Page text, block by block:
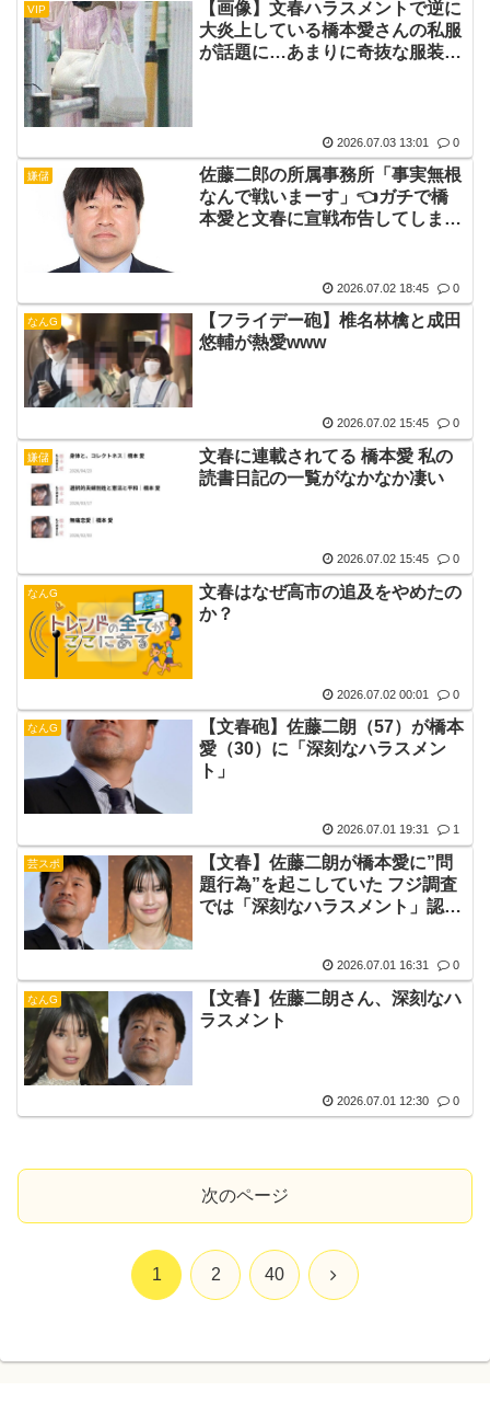
VIP
【画像】文春ハラスメントで逆に
大炎上している橋本愛さんの私服
が話題に…あまりに奇抜な服装か
2026.07.03 13:01 0
嫌儲
佐藤二郎の所属事務所「事実無根
なんで戦いまーす」👈ガチで橋
本愛と文春に宣戦布告してしま
2026.07.02 18:45 0
なんG
【フライデー砲】椎名林檎と成田
悠輔が熱愛www
2026.07.02 15:45 0
嫌儲
文春に連載されてる 橋本愛 私の
読書日記の一覧がなかなか凄い
2026.07.02 15:45 0
なんG
文春はなぜ高市の追及をやめたの
か？
2026.07.02 00:01 0
なんG
【文春砲】佐藤二朗（57）が橋本
愛（30）に「深刻なハラスメン
ト」
2026.07.01 19:31 1
芸スポ
【文春】佐藤二朗が橋本愛に”問
題行為”を起こしていた フジ調査
では「深刻なハラスメント」認
2026.07.01 16:31 0
なんG
【文春】佐藤二朗さん、深刻なハ
ラスメント
2026.07.01 12:30 0
次のページ
1 2 40 次